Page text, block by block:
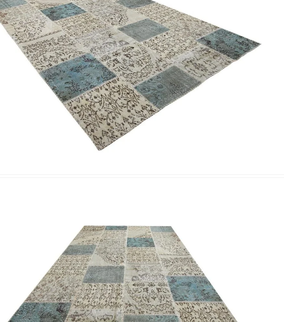
Nombre y apellido*
Teléfono
que envío para que puedan responder a mi petición.
Recibir mi oferta